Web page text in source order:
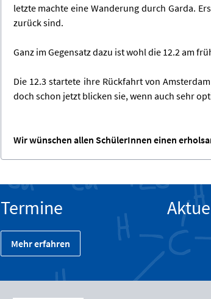
letzte machte eine Wanderung durch Garda.
zurück sind.
Ganz im Gegensatz dazu ist wohl die 12.2 am
Die 12.3 startete ihre Rückfahrt von
doch schon jetzt blicken sie, wenn auch sehr
Wir wünschen allen SchülerInnen einen
Termine
Mehr erfahren